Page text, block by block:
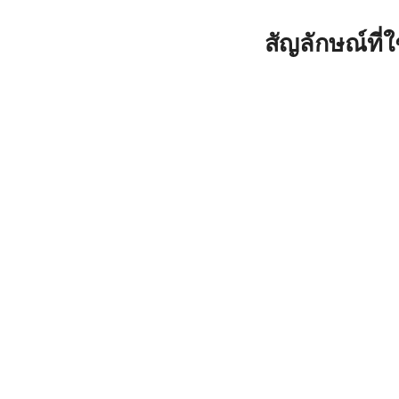
สัญลักษณ์ที่ใ